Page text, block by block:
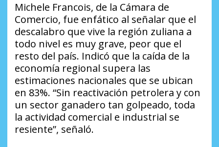
Michele Francois, de la Cámara de
Comercio, fue enfático al señalar que el
descalabro que vive la región zuliana a
todo nivel es muy grave, peor que el
resto del país. Indicó que la caída de la
economía regional supera las
estimaciones nacionales que se ubican
en 83%. “Sin reactivación petrolera y con
un sector ganadero tan golpeado, toda
la actividad comercial e industrial se
resiente”, señaló.